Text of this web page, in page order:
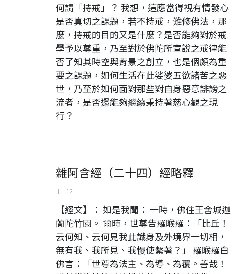
何謂「持戒」？ 我想，這應當得視有情發心
是否真切之課題，若不持戒，難修佛法，那
麼，持戒的目的又是什麼？是否能夠對於戒
學予以尊重，乃至對於佛陀所宣說之戒律能
否了知其時空與背景之創立，也是個頗為重
要之課題，如何生活在此娑婆五欲諸苦之惡
世，乃至於如何面對那些對自身惡意誹謗之
流者，是否還能夠繼續秉持著慈心觀之現
行？
雜阿含經（二十四）經略釋
十二 12
【經文】： 如是我聞： 一時，佛住王舍城迦
蘭陀竹園。 爾時，世尊告羅睺羅：「比丘！
云何知、云何見我此識身及外境界一切相，
無有我、我所見、我慢使繫著？」 羅睺羅白
佛言：「世尊為法主、為導、為覆。善哉！